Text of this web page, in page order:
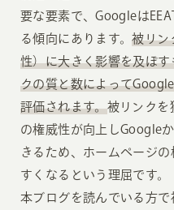
要な要素で、Googleは
る傾向にあります。被リン
性）に大きく影響を及ぼ
クの質と数によって
評価されます。被リンクを
の権威性が向上しGoogle
きるため、ホームページ
すくなるという理屈です。
本ブログを読んでいる方